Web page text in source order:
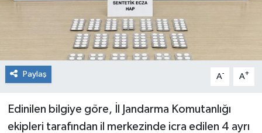
Paylaş A- A+
Edinilen bilgiye göre, İl Jandarma Komutanlığı
ekipleri tarafından il merkezinde icra edilen 4 ayrı